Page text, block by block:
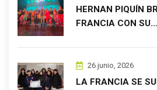
HERNAN PIQUÍN
FRANCIA CON SU…
26 junio, 2026
LA FRANCIA SE